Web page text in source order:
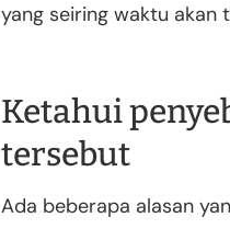
yang seiring waktu akan
Ketahui
tersebut
Ada beberapa alasan